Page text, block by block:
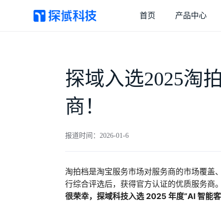
首页 产品中心
探域入选2025淘
商！
报道时间：2026-01-6
淘拍档是淘宝服务市场对服务商的市场覆盖
行综合评选后，获得官方认证的优质服务商
很荣幸，探域科技入选 2025 年度“AI 智能